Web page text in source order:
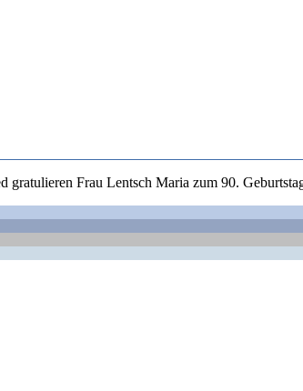
gratulieren Frau Lentsch Maria zum 90.